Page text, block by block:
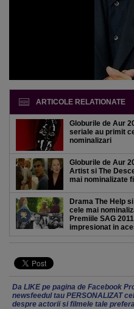
ARTICOLE RELATIONATE
Globurile de Aur
seriale au primit
nominalizari
Globurile de Aur
Artist si The
mai nominalizate
Drama The Help
cele mai
Premiile SAG
impresionat in
Da LIKE pe pagina de Facebook
newsfeedul tau PERSONALIZAT
despre actorii si filmele tale